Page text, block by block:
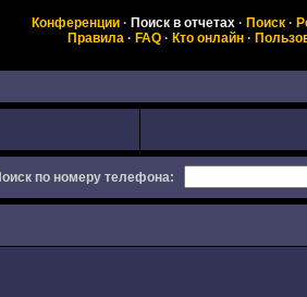
Конференции· Поиск в отчетах· Поиск·
Правила · FAQ · Кто онлайн ·
по номеру телефона: